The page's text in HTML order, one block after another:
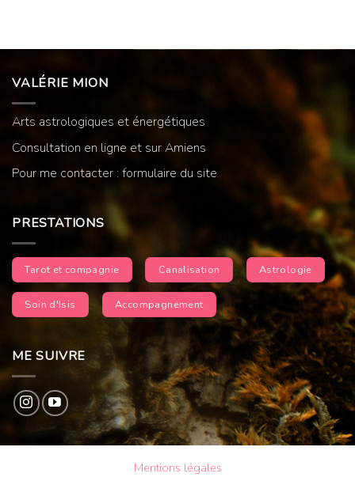
VALÉRIE MION
Arts astrologiques et énergétiques
Consultation en ligne et sur Amiens
Pour me contacter : formulaire du site
PRESTATIONS
Tarot et compagnie Canalisation Astrologie
Soin d'Isis Accompagnement
ME SUIVRE
Mentions légales